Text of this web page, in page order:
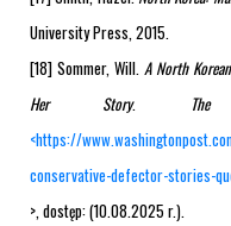
University Press, 2015.
[18] Sommer, Will. A North
Her Story.
<https://
conservative-defector-stories-
>, dostęp: (10.08.2025 r.).